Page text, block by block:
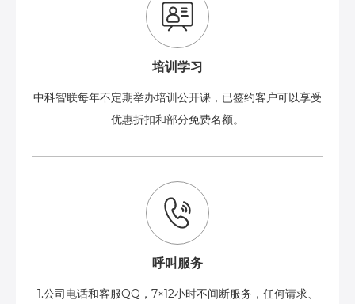
培训学习
中科智联每年不定期举办培训公开课，已签约客户可以享受
优惠折扣和部分免费名额。
呼叫服务
1.公司电话和客服QQ，7×12小时不间断服务，任何请求、